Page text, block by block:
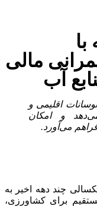
مالی
آب
اقلیمی و
و امکان
می‌آورد.
چند دهه اخیر به
برای کشاورزی،